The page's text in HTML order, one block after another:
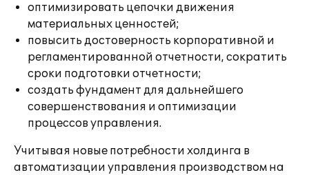
оптимизировать цепочки движения
материальных ценностей;
повысить достоверность корпоративной и
регламентированной отчетности, сократить
сроки подготовки отчетности;
создать фундамент для дальнейшего
совершенствования и оптимизации
процессов управления.
Учитывая новые потребности холдинга в
автоматизации управления производством на